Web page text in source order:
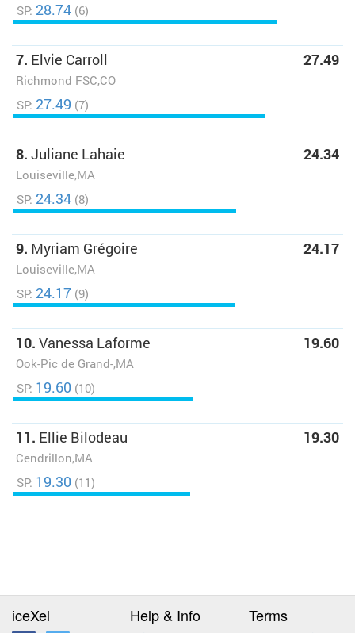
SP: 28.74 (6)
7. Elvie Carroll
Richmond FSC,CO
27.49
SP: 27.49 (7)
8. Juliane Lahaie
Louiseville,MA
24.34
SP: 24.34 (8)
9. Myriam Grégoire
Louiseville,MA
24.17
SP: 24.17 (9)
10. Vanessa Laforme
Ook-Pic de Grand-,MA
19.60
SP: 19.60 (10)
11. Ellie Bilodeau
Cendrillon,MA
19.30
SP: 19.30 (11)
iceXel Help & Info Terms